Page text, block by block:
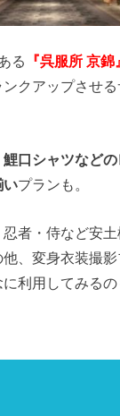
る 『呉服所 京錦
クアップさせ
口シャツなど
いプランも。
者・侍など安
、変身衣装撮
利用してみる